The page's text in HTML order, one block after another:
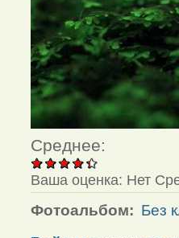
Среднее:
Ваша оценка: Нет
Фотоальбом: Без